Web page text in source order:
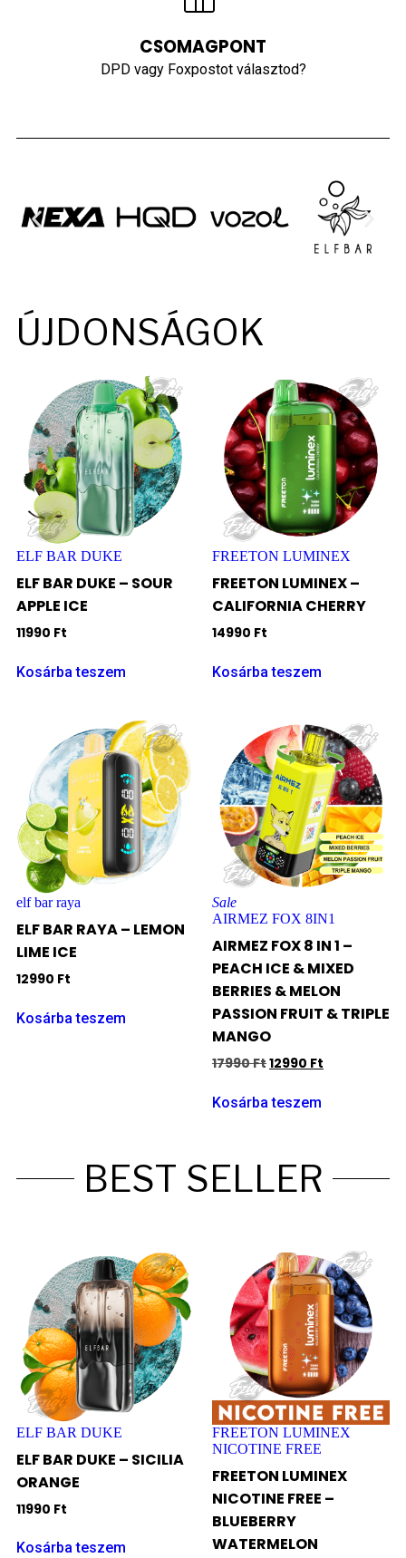
CSOMAGPONT
DPD vagy Foxpostot választod?
ÚJDONSÁGOK
ELF BAR DUKE
ELF BAR DUKE – SOUR
APPLE ICE
11990 Ft
Kosárba teszem
FREETON LUMINEX
FREETON LUMINEX –
CALIFORNIA CHERRY
14990 Ft
Kosárba teszem
elf bar raya
ELF BAR RAYA – LEMON
LIME ICE
12990 Ft
Kosárba teszem
Sale
AIRMEZ FOX 8IN1
AIRMEZ FOX 8 IN 1 –
PEACH ICE & MIXED
BERRIES & MELON
PASSION FRUIT & TRIPLE
MANGO
17990Ft12990 Ft
Kosárba teszem
BEST SELLER
ELF BAR DUKE
ELF BAR DUKE – SICILIA
ORANGE
11990 Ft
Kosárba teszem
FREETON LUMINEX
NICOTINE FREE
FREETON LUMINEX
NICOTINE FREE –
BLUEBERRY
WATERMELON